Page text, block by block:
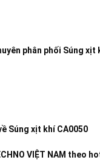
phân phối Súng xịt
Súng xịt khí CA0050
VIỆT NAM theo